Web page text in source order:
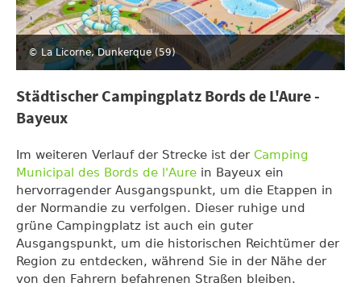
© La Licorne, Dunkerque (59)
Städtischer Campingplatz Bords de L'Aure -
Bayeux
Im weiteren Verlauf der Strecke ist der Camping
Municipal des Bords de l'Aure in Bayeux ein
hervorragender Ausgangspunkt, um die Etappen in
der Normandie zu verfolgen. Dieser ruhige und
grüne Campingplatz ist auch ein guter
Ausgangspunkt, um die historischen Reichtümer der
Region zu entdecken, während Sie in der Nähe der
von den Fahrern befahrenen Straßen bleiben.